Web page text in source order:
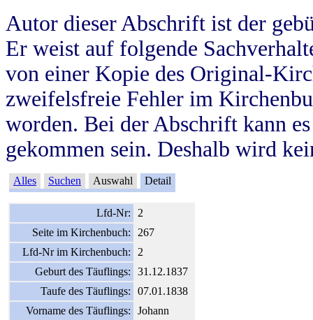
Autor dieser Abschrift ist der
Er weist auf folgende
von einer Kopie des Original-
zweifelsfreie Fehler im
worden. Bei der Abschrift kann
gekommen sein. Deshalb wird
Alles Suchen Auswahl Detail
Lfd-Nr:
2
Seite im Kirchenbuch:
267
Lfd-Nr im Kirchenbuch:
2
Geburt des Täuflings:
31.12.1837
Taufe des Täuflings:
07.01.1838
Vorname des Täuflings:
Johann